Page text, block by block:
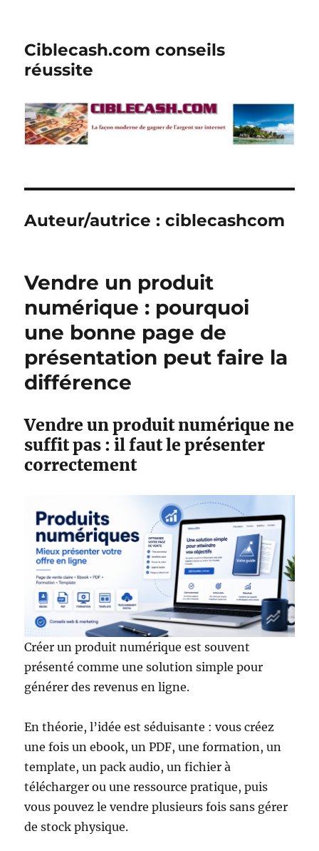
Ciblecash.com conseils
réussite
Auteur/autrice :ciblecashcom
Vendre un produit
numérique : pourquoi
une bonne page de
présentation peut faire la
différence
Vendre un produit numérique ne
suffit pas : il faut le présenter
correctement
Créer un produit numérique est souvent
présenté comme une solution simple pour
générer des revenus en ligne.
En théorie, l’idée est séduisante : vous créez
une fois un ebook, un PDF, une formation, un
template, un pack audio, un fichier à
télécharger ou une ressource pratique, puis
vous pouvez le vendre plusieurs fois sans gérer
de stock physique.